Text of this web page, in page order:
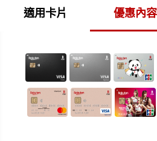
適用卡片 優惠內容